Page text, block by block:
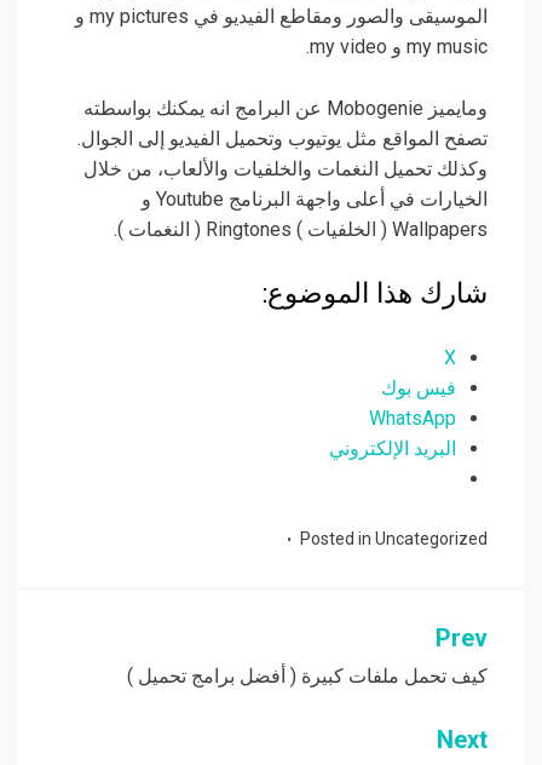
الموسيقى والصور ومقاطع الفيديو في my pictures و
my music و my video.
ومايميز Mobogenie عن البرامج انه يمكنك بواسطته
تصفح المواقع مثل يوتيوب وتحميل الفيديو إلى الجوال.
وكذلك تحميل النغمات والخلفيات والألعاب، من خلال
الخيارات في أعلى واجهة البرنامج Youtube و
Wallpapers ( الخلفيات ) Ringtones ( النغمات ).
شارك هذا الموضوع:
X
فيس بوك
WhatsApp
البريد الإلكتروني
Posted in Uncategorized
تصفّح
المقالات
Prev
كيف تحمل ملفات كبيرة ( أفضل برامج تحميل )
Next